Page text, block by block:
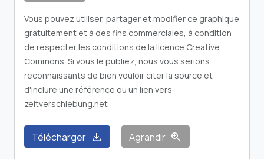
Vous pouvez utiliser, partager et modifier ce graphique
gratuitement et à des fins commerciales, à condition
de respecter les conditions de la licence Creative
Commons. Si vous le publiez, nous vous serions
reconnaissants de bien vouloir citer la source et
d'inclure une référence ou un lien vers
zeitverschiebung.net
Télécharger download Agrandir zoom_in